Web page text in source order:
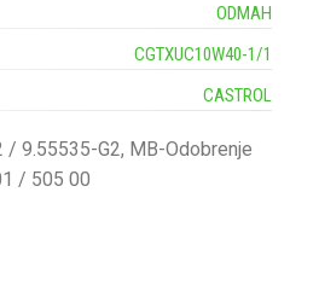
ODMAH
CGTXUC10W40-1/1
CASTROL
9.55535-G2, MB-Odobrenje
/ 505 00